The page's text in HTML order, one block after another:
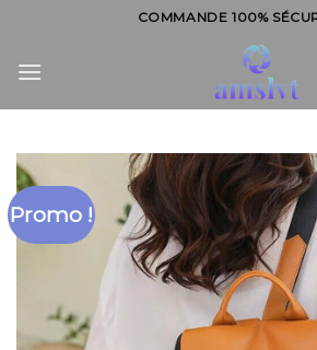
content
COMMANDE 100%
Promo !